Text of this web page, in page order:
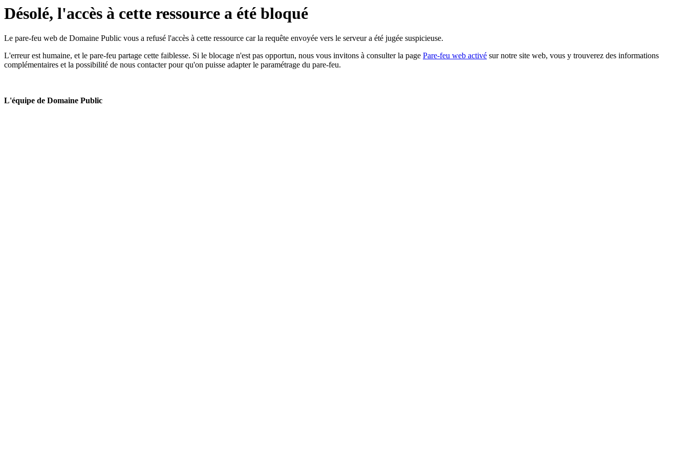
Désolé, l'accès à cette ressource a été bloqué
Le pare-feu web de Domaine Public vous a refusé l'accès à cette ressource car la requête envoyée vers le serveur a été jugée suspicieuse.
L'erreur est humaine, et le pare-feu partage cette faiblesse. Si le blocage n'est pas opportun, nous vous invitons à consulter la page Pare-feu web activé sur notre site web, vous y trouverez des informations
complémentaires et la possibilité de nous contacter pour qu'on puisse adapter le paramétrage du pare-feu.
L'équipe de Domaine Public